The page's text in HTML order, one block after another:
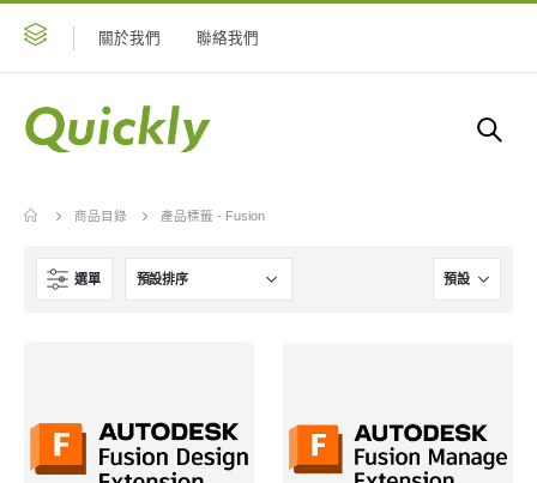
關於我們 聯絡我們
商品目錄 產品標籤 - Fusion
選單